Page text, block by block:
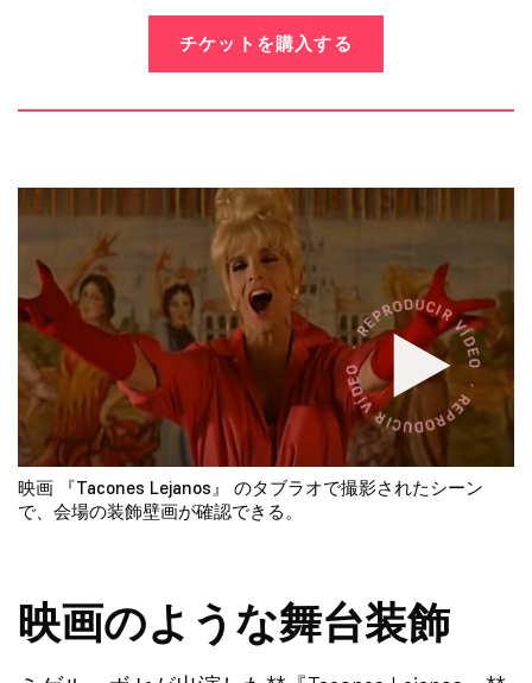
チケットを購入する
映画 『Tacones Lejanos』
のタブラオで撮影されたシーン
で、会場の装飾壁画が確認できる。
映画のような舞台装飾